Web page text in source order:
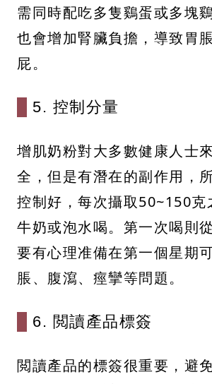
需同時配吃多隻鷄蛋或多塊
也會增加腎臟負擔，導致胃
屁。
5. 控制分量
增肌奶粉對大多數健康人士
全，但是有潛在的副作用，
控制好，每次攝取50~150克
牛奶或泡水喝。第一次喝則
要有心理准備在第一個星期
脹、腹瀉、痙攣等問題。
6. 閲讀產品標簽
閲讀產品的標簽很重要，避